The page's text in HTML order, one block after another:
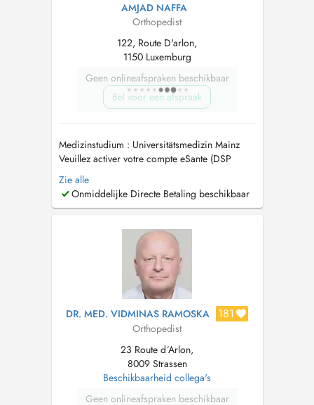
AMJAD NAFFA
Orthopedist
122, Route D'arlon,
1150 Luxemburg
Geen onlineafspraken beschikbaar
Bel voor een afspraak
Medizinstudium : Universitätsmedizin Mainz
Veuillez activer votre compte eSante (DSP
Dossier partagé) Tout rendez-vous NON
RESPECTE OU NON ANNULE 24h l'AVANCE
sera FACTURE Termine, die nicht
Stunden im voraus abgesagt werden, sind
Zie alle
Onmiddelijke Directe Betaling beschikbaar
DR. MED. VIDMINAS RAMOSKA 181
Orthopedist
23 Route d´Arlon,
8009 Strassen
Beschikbaarheid collega's
Geen onlineafspraken beschikbaar